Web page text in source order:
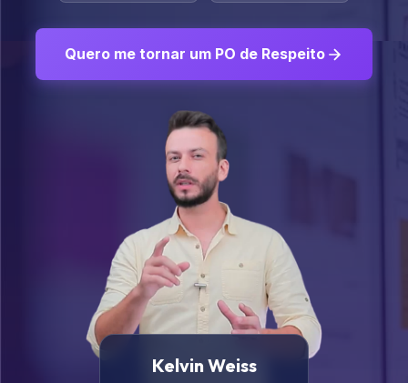
Quero me tornar um PO de Respeito
Kelvin Weiss